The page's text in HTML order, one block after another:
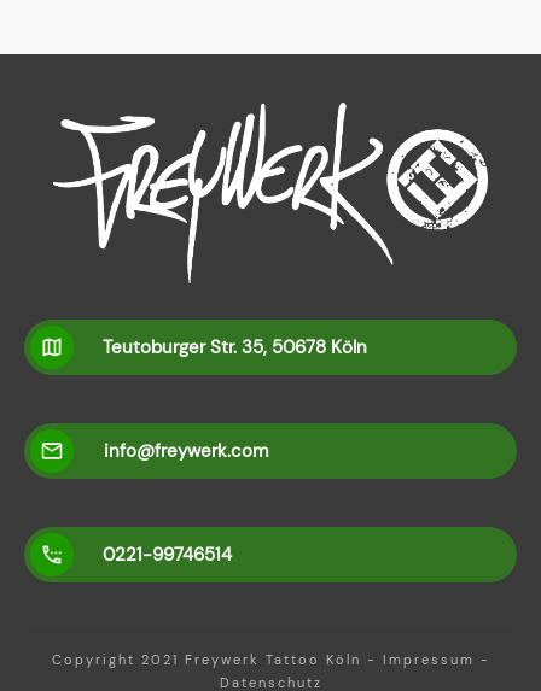
Teutoburger Str. 35, 50678 Köln
info@freywerk.com
0221-99746514
Copyright 2021 Freywerk Tattoo Köln - Impressum -
Datenschutz